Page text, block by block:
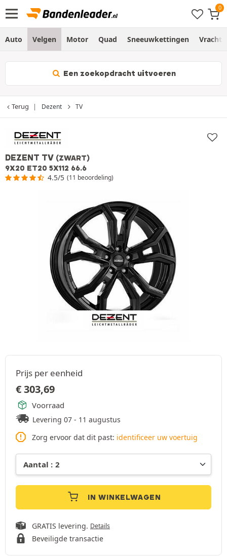
Auto Velgen Motor Quad Sneeuwkettingen
Een zoekopdracht uitvoeren
Terug Dezent TV
DEZENT TV (ZWART)
9X20 ET20 5X112 66.6
4.5/5 (11 beoordeling)
Prijs per eenheid
€303,69
Voorraad
Levering 07 - 11 augustus
Zorg ervoor dat dit past: identificeer uw voertuig
IN WINKELWAGEN
GRATIS levering. Details
Beveiligde transactie